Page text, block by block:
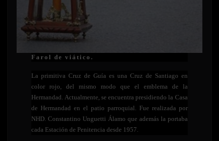
Farol de viático .
La primitiva Cruz de Guía es una Cruz de Santiago en
color rojo, del mismo modo que el emblema de la
Hermandad. Actualmente, se encuentra presidiendo la Casa
de Hermandad en el patio parroquial. Fue realizada por
NHD. Constantino Unguetti Álamo que además la portaba
cada Estación de Penitencia desde 1957.